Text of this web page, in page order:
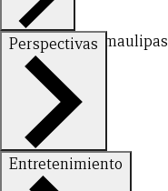
Nuevo LeónTamaulipas
Perspectivas
FinanzasOpinión
Entretenimiento